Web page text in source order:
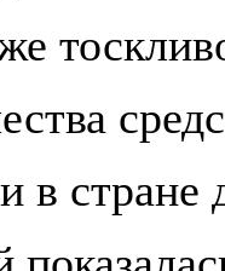
в стране